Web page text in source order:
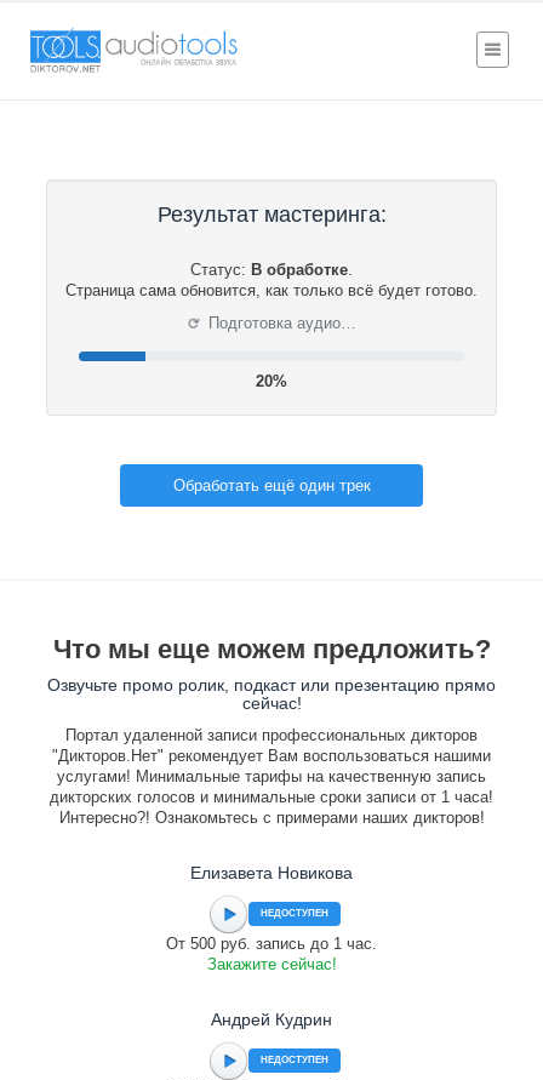
Результат мастеринга:
Статус: В обработке.
Страница сама обновится, как только всё будет готово.
⟳ Подготовка аудио…
20%
Обработать ещё один трек
Что мы еще можем предложить?
Озвучьте промо ролик, подкаст или презентацию прямо
сейчас!
Портал удаленной записи профессиональных дикторов
"Дикторов.Нет" рекомендует Вам воспользоваться нашими
услугами! Минимальные тарифы на качественную запись
дикторских голосов и минимальные сроки записи от 1 часа!
Интересно?! Ознакомьтесь с примерами наших дикторов!
Елизавета Новикова
НЕДОСТУПЕН
От 500 руб. запись до 1 час.
Закажите сейчас!
Андрей Кудрин
НЕДОСТУПЕН